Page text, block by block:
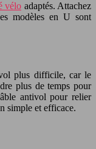
vélo adaptés. Attachez
modèles en U sont
plus difficile, car le
plus de temps pour
antivol pour relier
simple et efficace.